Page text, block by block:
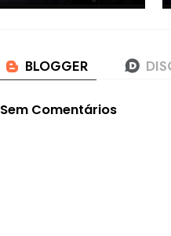
Sem Comentários